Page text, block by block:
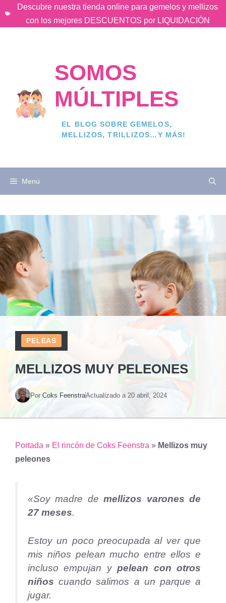
SaltarDescubre nuestra tienda online para gemelos y mellizos
con los mejores DESCUENTOS por LIQUIDACIÓN
SOMOS
MÚLTIPLES
EL BLOG SOBRE GEMELOS,
MELLIZOS, TRILLIZOS…Y MÁS!
Menú
PELEAS
MELLIZOS MUY PELEONES
Por Coks FeenstraActualizado a 20 abril, 2024
Portada » El rincón de Coks Feenstra » Mellizos muy
peleones
«Soy madre demellizos varones de
27 meses.
Estoy un poco preocupada al ver que
mis niños pelean mucho entre ellos e
incluso empujan ypelean con otros
niños cuando salimos a un parque a
jugar.